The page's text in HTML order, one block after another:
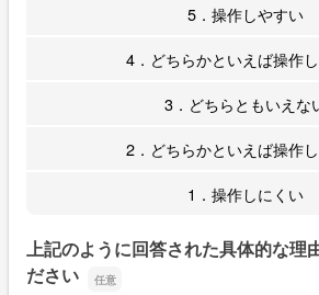
5．操作しやすい
4．どちらかといえば操作
3．どちらともいえな
2．どちらかといえば操作
1．操作しにくい
上記のように回答された具体的な理
ださい